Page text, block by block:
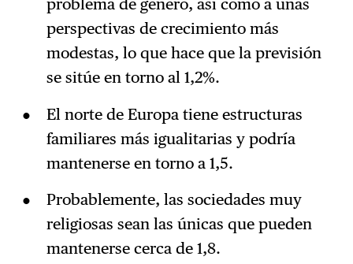
perspectivas de crecimiento más
modestas, lo que hace que la previsión
se sitúe en torno al 1,2%.
El norte de Europa tiene estructuras
familiares más igualitarias y podría
mantenerse en torno a 1,5.
Probablemente, las sociedades muy
religiosas sean las únicas que pueden
mantenerse cerca de 1,8.